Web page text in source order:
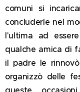
comuni si
concluderle nel
l'ultima ad
qualche amica di
il padre le
organizzò delle
queste